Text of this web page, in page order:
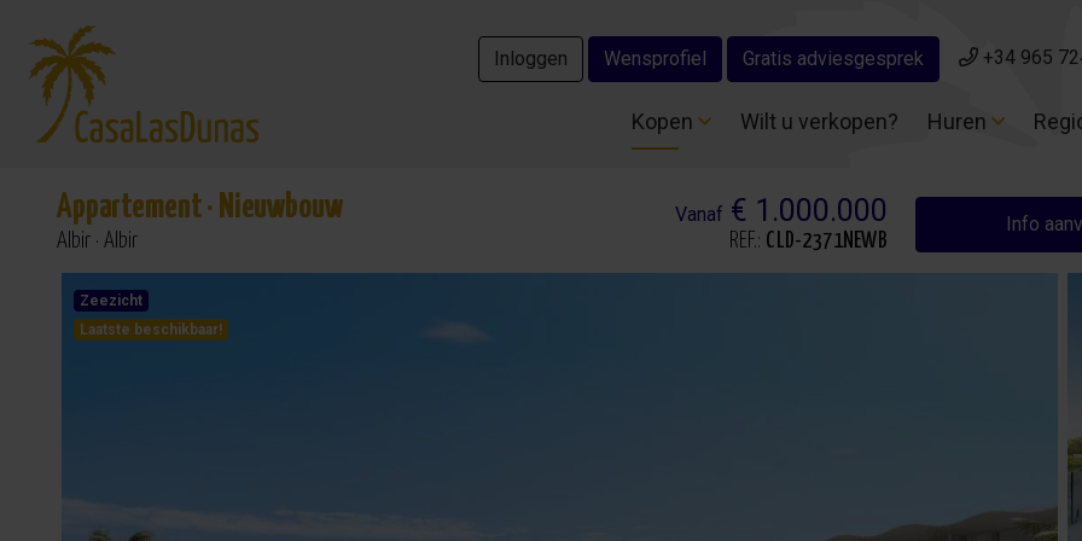
Inloggen Wensprofiel Gratis adviesgesprek +34 965
Kopen Wilt u verkopen? Huren
Inloggen Wensprofiel Gratis adviesgesprek +34 965
Kopen Wilt u verkopen? Huren
Appartement· Nieuwbouw
Albir · Albir
Vanaf € 1.000.000
REF.: CLD-2371NEWB
Info
Zeezicht
Laatste beschikbaar!